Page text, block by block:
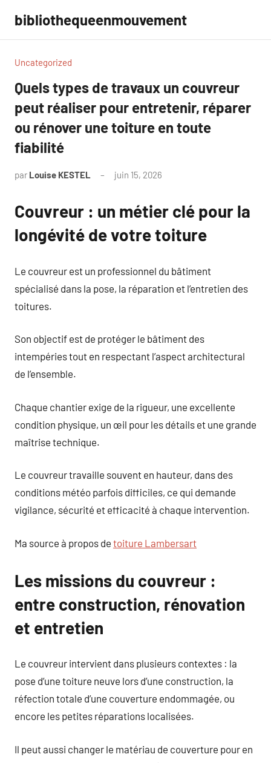
contenu
bibliothequeenmouvement
Uncategorized
Quels types de travaux un couvreur
peut réaliser pour entretenir, réparer
ou rénover une toiture en toute
fiabilité
par Louise KESTEL juin 15, 2026
Couvreur : un métier clé pour la
longévité de votre toiture
Le couvreur est un professionnel du bâtiment
spécialisé dans la pose, la réparation et l’entretien des
toitures.
Son objectif est de protéger le bâtiment des
intempéries tout en respectant l’aspect architectural
de l’ensemble.
Chaque chantier exige de la rigueur, une excellente
condition physique, un œil pour les détails et une grande
maîtrise technique.
Le couvreur travaille souvent en hauteur, dans des
conditions météo parfois difficiles, ce qui demande
vigilance, sécurité et efficacité à chaque intervention.
Ma source à propos de toiture Lambersart
Les missions du couvreur :
entre construction, rénovation
et entretien
Le couvreur intervient dans plusieurs contextes : la
pose d’une toiture neuve lors d’une construction, la
réfection totale d’une couverture endommagée, ou
encore les petites réparations localisées.
Il peut aussi changer le matériau de couverture pour en